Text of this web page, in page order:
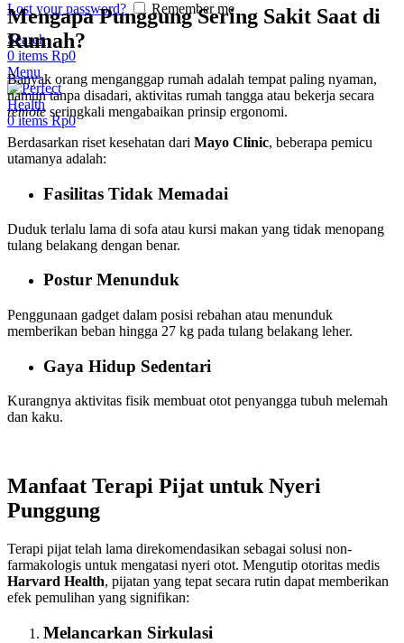
Lost your password?
Remember me
Search
0 items Rp0
Menu
0items Rp0
Mengapa Punggung Sering Sakit Saat di
Rumah?
Banyak orang menganggap rumah adalah tempat paling nyaman,
namun tanpa disadari, aktivitas rumah tangga atau bekerja secara
remote seringkali mengabaikan prinsip ergonomi.
Berdasarkan riset kesehatan dari Mayo Clinic, beberapa pemicu
utamanya adalah:
Fasilitas Tidak Memadai
Duduk terlalu lama di sofa atau kursi makan yang tidak menopang
tulang belakang dengan benar.
Postur Menunduk
Penggunaan gadget dalam posisi rebahan atau menunduk
memberikan beban hingga 27 kg pada tulang belakang leher.
Gaya Hidup Sedentari
Kurangnya aktivitas fisik membuat otot penyangga tubuh melemah
dan kaku.
Manfaat Terapi Pijat untuk Nyeri
Punggung
Terapi pijat telah lama direkomendasikan sebagai solusi non-
farmakologis untuk mengatasi nyeri otot. Mengutip otoritas medis
Harvard Health, pijatan yang tepat secara rutin dapat memberikan
efek pemulihan yang signifikan:
Melancarkan Sirkulasi